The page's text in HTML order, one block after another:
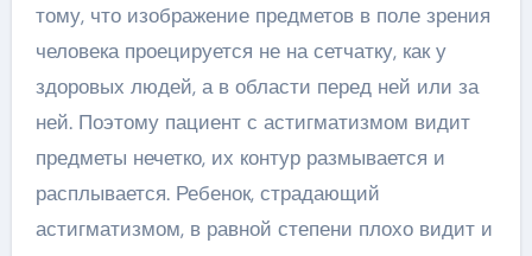
тому, что изображение предметов в поле зрения
человека проецируется не на сетчатку, как у
здоровых людей, а в области перед ней или за
ней. Поэтому пациент с астигматизмом видит
предметы нечетко, их контур размывается и
расплывается. Ребенок, страдающий
астигматизмом, в равной степени плохо видит и